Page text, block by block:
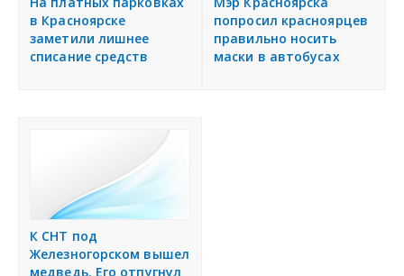
в Красноярске
заметили лишнее
списание средств
попросил красноярцев
правильно носить
маски в автобусах
К СНТ под
Железногорском вышел
медведь. Его отпугнул